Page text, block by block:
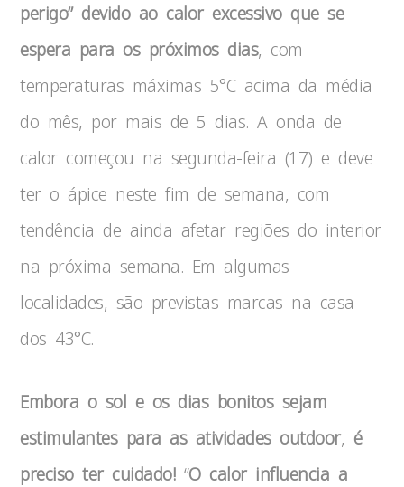
perigo” devido ao calor excessivo que se
espera para os próximos dias, com
temperaturas máximas 5°C acima da média
do mês, por mais de 5 dias. A onda de
calor começou na segunda-feira (17) e deve
ter o ápice neste fim de semana, com
tendência de ainda afetar regiões do interior
na próxima semana. Em algumas
localidades, são previstas marcas na casa
dos 43°C.
Embora o sol e os dias bonitos sejam
estimulantes para as atividades outdoor, é
preciso ter cuidado!“O calor influencia a